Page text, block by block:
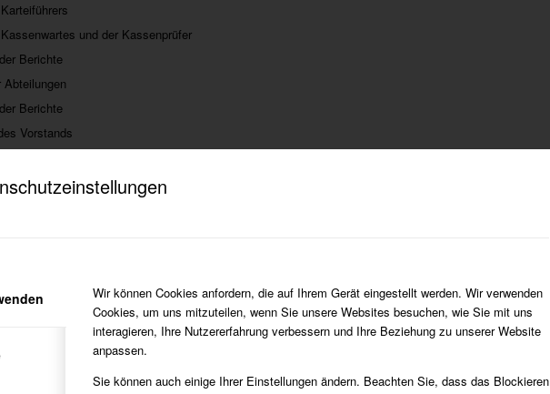
Wir können Cookies anfordern, die auf Ihrem Gerät eingestellt werden. Wir verwenden
Cookies, um uns mitzuteilen, wenn Sie unsere Websites besuchen, wie Sie mit uns
interagieren, Ihre Nutzererfahrung verbessern und Ihre Beziehung zu unserer Website
anpassen.
Sie können auch einige Ihrer Einstellungen ändern. Beachten Sie, dass das Blockieren
und der Kassenprüfer
Berichte
Berichte
Vorstands
eines Wahlleiters/Wahlleiterin